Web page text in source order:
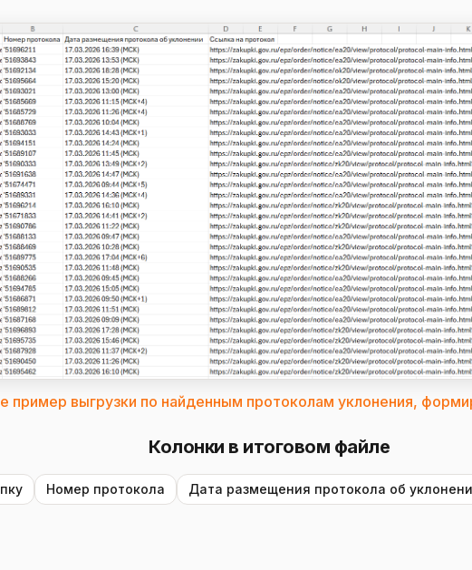
пример выгрузки по найденным протоколам уклонения,
Колонки в итоговом файле
Номер протокола Дата размещения протокола об